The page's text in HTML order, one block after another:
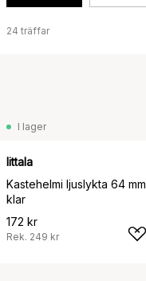
24 träffar
I lager
Iittala
Kastehelmi ljuslykta 64 mm,
klar
172 kr
Rek. 249 kr